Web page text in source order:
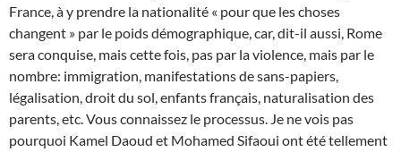
France, à y prendre la nationalité « pour que les choses
changent » par le poids démographique, car, dit-il aussi, Rome
sera conquise, mais cette fois, pas par la violence, mais par le
nombre: immigration, manifestations de sans-papiers,
légalisation, droit du sol, enfants français, naturalisation des
parents, etc. Vous connaissez le processus. Je ne vois pas
pourquoi Kamel Daoud et Mohamed Sifaoui ont été tellement